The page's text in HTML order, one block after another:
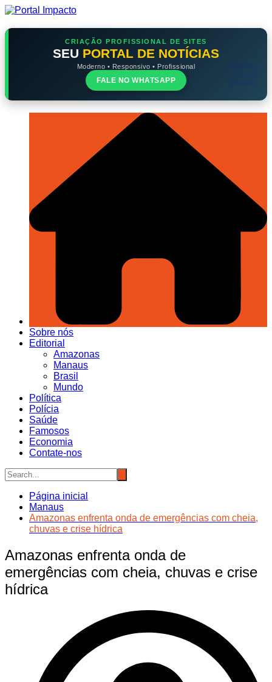
Ir
o
CRIAÇÃO PROFISSIONAL DE SITES
SEU PORTAL DE NOTÍCIAS
Moderno • Responsivo • Profissional
FALE NO WHATSAPP
Sobre nós
Editorial
Amazonas
Manaus
Brasil
Mundo
Política
Polícia
Saúde
Famosos
Economia
Contate-nos
Página inicial
Manaus
Amazonas enfrenta onda de emergências com cheia,
chuvas e crise hídrica
Amazonas enfrenta onda de
emergências com cheia, chuvas e crise
hídrica